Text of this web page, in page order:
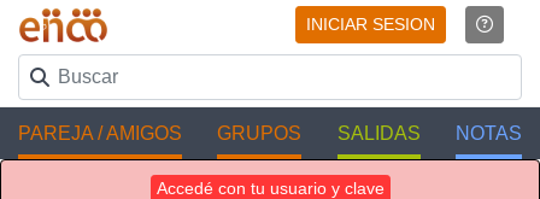
INICIAR SESION
PAREJA / AMIGOS GRUPOS SALIDAS NOTAS
Accedé con tu usuario y clave